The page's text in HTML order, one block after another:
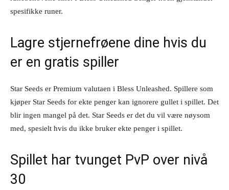
spesifikke runer.
Lagre stjernefrøene dine hvis du
er en gratis spiller
Star Seeds er Premium valutaen i Bless Unleashed. Spillere som
kjøper Star Seeds for ekte penger kan ignorere gullet i spillet. Det
blir ingen mangel på det. Star Seeds er det du vil være nøysom
med, spesielt hvis du ikke bruker ekte penger i spillet.
Spillet har tvunget PvP over nivå
30